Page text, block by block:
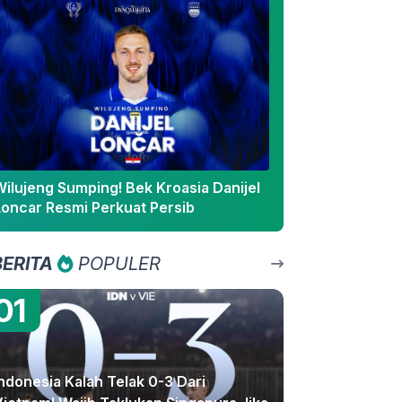
Sumping! Bek Kroasia Danijel
Resmi Perkuat Persib
POPULER
Kalah Telak 0-3 Dari